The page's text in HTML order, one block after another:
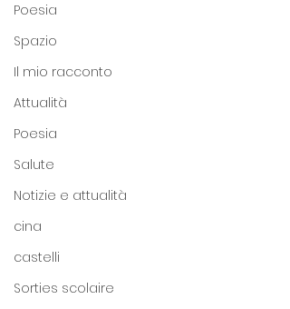
Poesia
Spazio
Il mio racconto
Attualità
Poesia
Salute
Notizie e attualità
cina
castelli
Sorties scolaire